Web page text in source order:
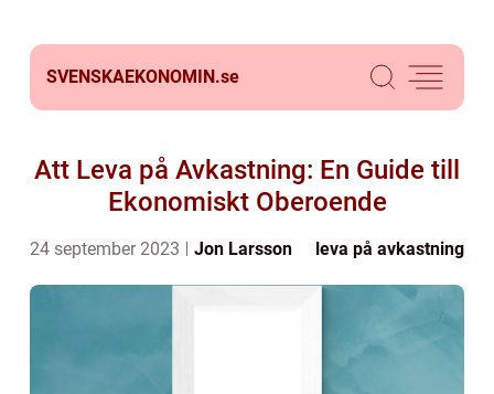
SVENSKAEKONOMIN.se
Att Leva på Avkastning: En Guide till
Ekonomiskt Oberoende
24 september 2023 Jon Larsson leva på avkastning